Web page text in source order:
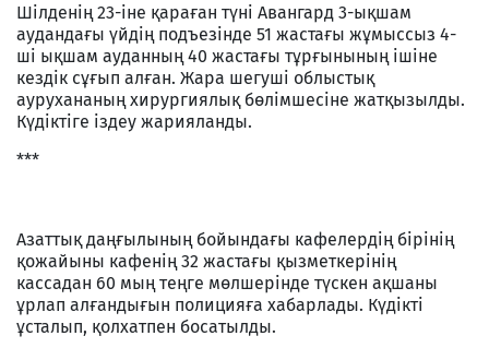
Шілденің 23-іне қараған түні Авангард 3-ықшам
аудандағы үйдің подъезінде 51 жастағы жұмыссыз 4-
ші ықшам ауданның 40 жастағы тұрғынының ішіне
кездік сұғып алған. Жара шегуші облыстық
аурухананың хирургиялық бөлімшесіне жатқызылды.
Күдіктіге іздеу жарияланды.
***
Азаттық даңғылының бойындағы кафелердің бірінің
қожайыны кафенің 32 жастағы қызметкерінің
кассадан 60 мың теңге мөлшерінде түскен ақшаны
ұрлап алғандығын полицияға хабарлады. Күдікті
ұсталып, қолхатпен босатылды.